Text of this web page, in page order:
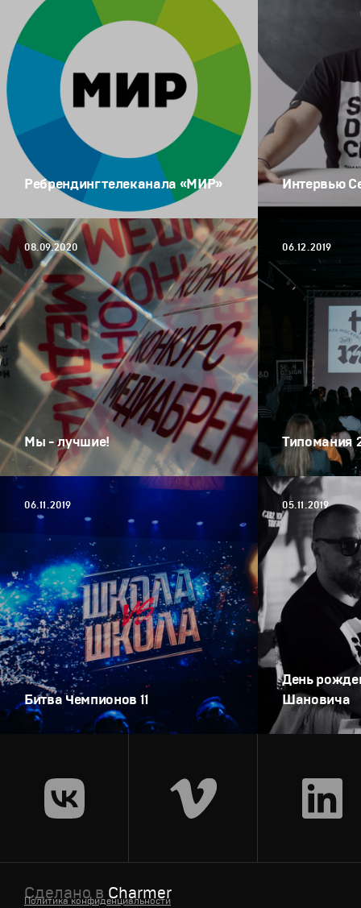
Ребрендинг телеканала «МИР» Интервью
08.09.2020
Мы - лучшие!
06.12.2019
Типомания
06.11.2019
Битва Чемпионов 11
05.11.2019
День
Шановича
Сделано в Charmer
Политика конфиденциальности